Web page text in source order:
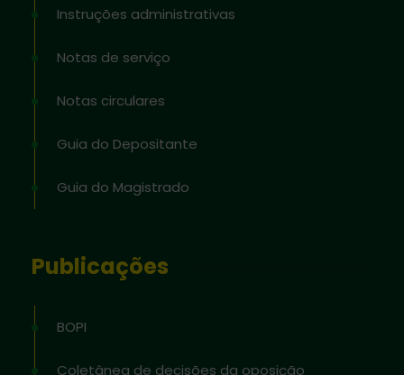
Instruções administrativas
Notas de serviço
Notas circulares
Guia do Depositante
Guia do Magistrado
Publicações
BOPI
Coletânea de decisões da oposição